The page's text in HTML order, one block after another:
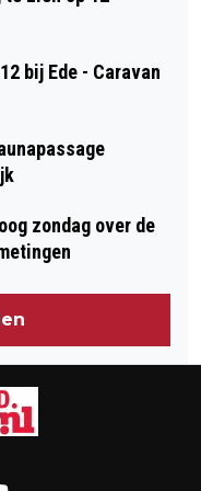
bij Ede - Caravan
zondag over de